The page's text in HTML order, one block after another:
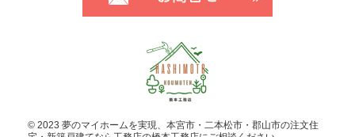
© 2023 夢のマイホームを実現、 本宮市・二本松市・郡山市の注文住